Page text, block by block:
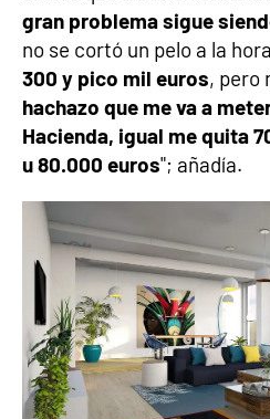
gran problema sigue
no se cortó un pelo a la
300 y pico mil euros, pero
hachazo que me va a
Hacienda, igual me quita
u 80.000 euros"; añadía.